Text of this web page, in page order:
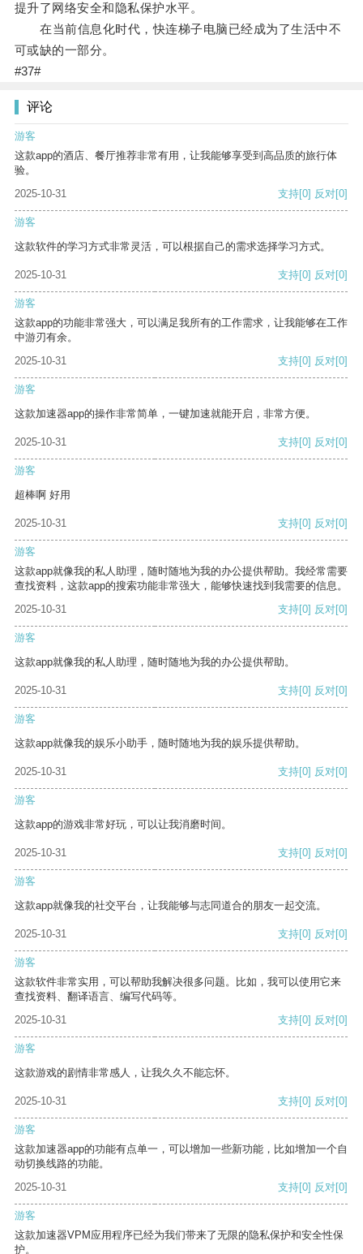
提升了网络安全和隐私保护水平。
在当前信息化时代，快连梯子电脑已经成为了生活中不
可或缺的一部分。
#37#
评论
游客
这款app的酒店、餐厅推荐非常有用，让我能够享受到高品质的旅行体
验。
2025-10-31
支持[0] 反对[0]
游客
这款软件的学习方式非常灵活，可以根据自己的需求选择学习方式。
2025-10-31 支持[0] 反对[0]
游客
这款app的功能非常强大，可以满足我所有的工作需求，让我能够在工作
中游刃有余。
2025-10-31
支持[0] 反对[0]
游客
这款加速器app的操作非常简单，一键加速就能开启，非常方便。
2025-10-31 支持[0] 反对[0]
游客
超棒啊 好用
2025-10-31 支持[0] 反对[0]
游客
这款app就像我的私人助理，随时随地为我的办公提供帮助。我经常需要
查找资料，这款app的搜索功能非常强大，能够快速找到我需要的信息。
2025-10-31
支持[0] 反对[0]
游客
这款app就像我的私人助理，随时随地为我的办公提供帮助。
2025-10-31 支持[0] 反对[0]
游客
这款app就像我的娱乐小助手，随时随地为我的娱乐提供帮助。
2025-10-31 支持[0] 反对[0]
游客
这款app的游戏非常好玩，可以让我消磨时间。
2025-10-31 支持[0] 反对[0]
游客
这款app就像我的社交平台，让我能够与志同道合的朋友一起交流。
2025-10-31 支持[0] 反对[0]
游客
这款软件非常实用，可以帮助我解决很多问题。比如，我可以使用它来
查找资料、翻译语言、编写代码等。
2025-10-31
支持[0] 反对[0]
游客
这款游戏的剧情非常感人，让我久久不能忘怀。
2025-10-31 支持[0] 反对[0]
游客
这款加速器app的功能有点单一，可以增加一些新功能，比如增加一个自
动切换线路的功能。
2025-10-31
支持[0] 反对[0]
游客
这款加速器VPM应用程序已经为我们带来了无限的隐私保护和安全性保
护。